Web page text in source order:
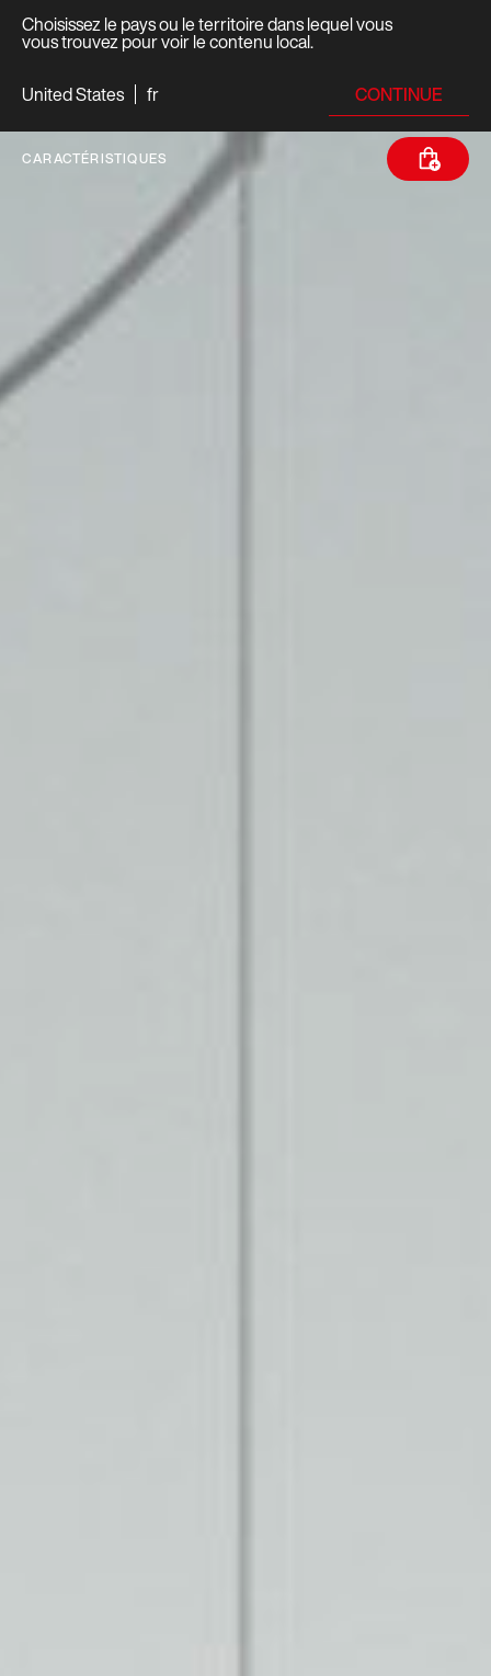
Choisissez le pays ou le territoire dans lequel vous
vous trouvez pour voir le contenu local.
United States
fr CONTINUE
CARACTÉRISTIQUES